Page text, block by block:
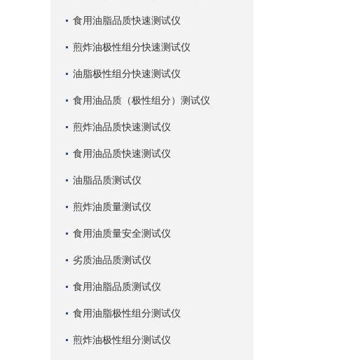
食用油脂品质快速测试仪
煎炸油极性组分快速测试仪
油脂极性组分快速测试仪
食用油品质（极性组分）测试仪
煎炸油品质快速测试仪
食用油品质快速测试仪
油脂品质测试仪
煎炸油质量测试仪
食用油质量安全测试仪
劣质油品质测试仪
食用油脂品质测试仪
食用油脂极性组分测试仪
煎炸油极性组分测试仪